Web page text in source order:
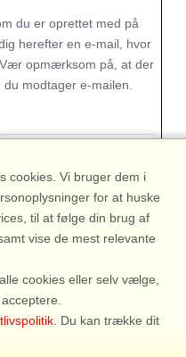
du er oprettet med på
herefter en e-mail, hvor
opmærksom på, at der
modtager e-mailen.
cookies. Vi bruger dem i
for at huske
til at følge din brug af
vise de mest relevante
cookies eller selv vælge,
. Du kan trække dit